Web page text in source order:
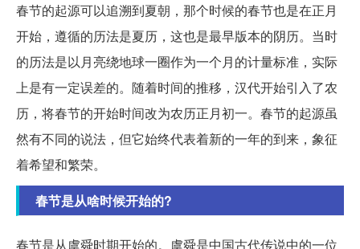
春节的起源可以追溯到夏朝，那个时候的春节也是在正月
开始，遵循的历法是夏历，这也是最早版本的阴历。当时
的历法是以月亮绕地球一圈作为一个月的计量标准，实际
上是有一定误差的。随着时间的推移，汉代开始引入了农
历，将春节的开始时间改为农历正月初一。春节的起源虽
然有不同的说法，但它始终代表着新的一年的到来，象征
着希望和繁荣。
春节是从啥时候开始的?
春节是从虞舜时期开始的。虞舜是中国古代传说中的一位